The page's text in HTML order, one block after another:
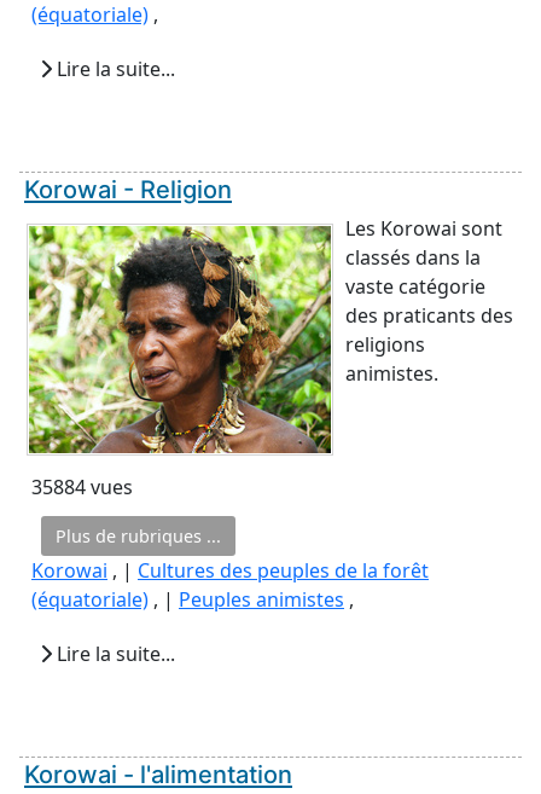
(équatoriale) ,
Lire la suite...
Korowai - Religion
Les Korowai sont
classés dans la
vaste catégorie
des praticants des
religions
animistes.
35884 vues
Plus de rubriques ...
Korowai , | Cultures des peuples de la forêt
(équatoriale) , | Peuples animistes ,
Lire la suite...
Korowai - l'alimentation